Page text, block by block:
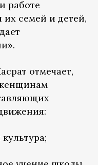
работе
семей и детей,
отмечает,